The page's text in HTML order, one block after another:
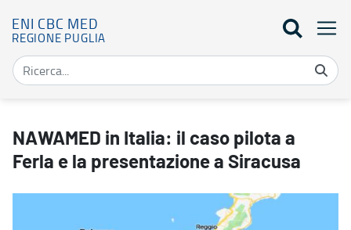
ENI CBC MED
REGIONE PUGLIA
NAWAMED in Italia: il caso pilota a
Ferla e la presentazione a Siracusa